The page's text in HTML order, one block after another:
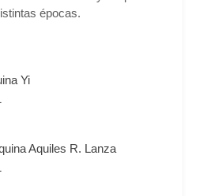
épocas.
Yi
Aquiles R. Lanza